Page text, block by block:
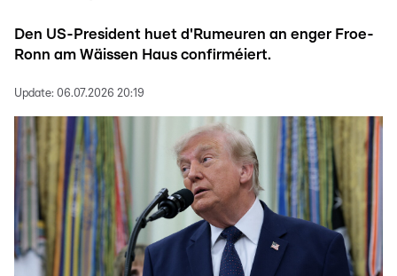
Den US-President huet d'Rumeuren an enger Froe-
Ronn am Wäissen Haus confirméiert.
Update: 06.07.2026 20:19